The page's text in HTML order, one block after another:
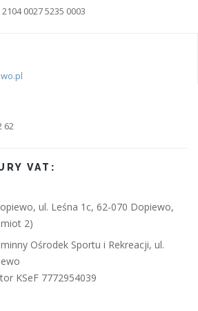
0027 5235 0003
62
VAT:
ul. Leśna 1c, 62-070 Dopiewo,
2)
Ośrodek Sportu i Rekreacji, ul.
KSeF 7772954039